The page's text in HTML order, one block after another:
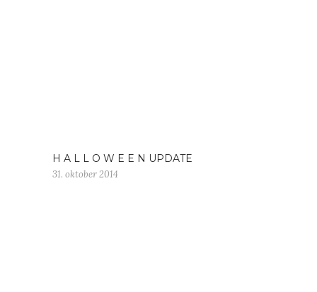
H A L L O W E E N UPDATE
31. oktober 2014